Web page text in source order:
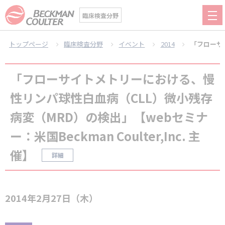
臨床検査分野
トップページ 臨床検査分野 イベント 2014 「フロー
「フローサイトメトリーにおける、慢
性リンパ球性白血病（CLL）微小残存
病変（MRD）の検出」【webセミナ
ー：米国Beckman Coulter,Inc. 主
催】
詳細
2014年2月27日（木）